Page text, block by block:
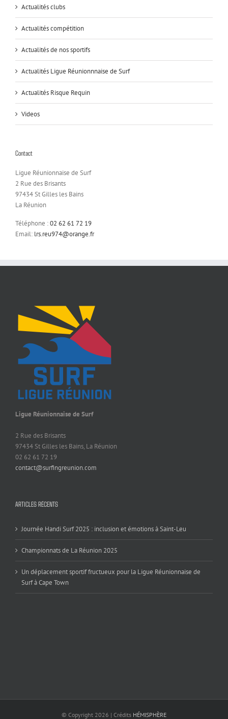
Actualités clubs
Actualités compétition
Actualités de nos sportifs
Actualités Ligue Réunionnnaise de Surf
Actualités Risque Requin
Videos
Contact
Ligue Réunionnaise de Surf
2 Rue des Brisants
97434 St Gilles les Bains
La Réunion
Téléphone :02 62 61 72 19
Email: lrs.reu974@orange.fr
Ligue Réunionnaise de Surf
2 Rue des Brisants
97434 St Gilles les Bains, La Réunion
02 62 61 72 19
contact@surfingreunion.com
ARTICLES RÉCENTS
Journée Handi Surf 2025 : inclusion et émotions à Saint-Leu
Championnats de La Réunion 2025
Un déplacement sportif fructueux pour la Ligue Réunionnaise de
Surf à Cape Town
© Copyright 2026 | Crédits HÉMISPHÈRE